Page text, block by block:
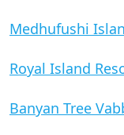
Medhufushi
Royal Island
Banyan Tree